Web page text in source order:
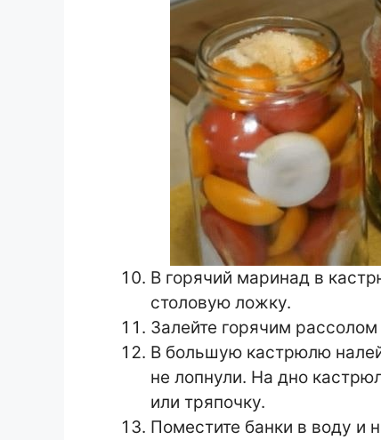
В горячий маринад в
столовую ложку.
Залейте горячим
В большую кастрюлю
не лопнули. На дно
или тряпочку.
Поместите банки в воду и